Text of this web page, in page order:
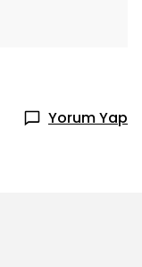
Yorum Yap